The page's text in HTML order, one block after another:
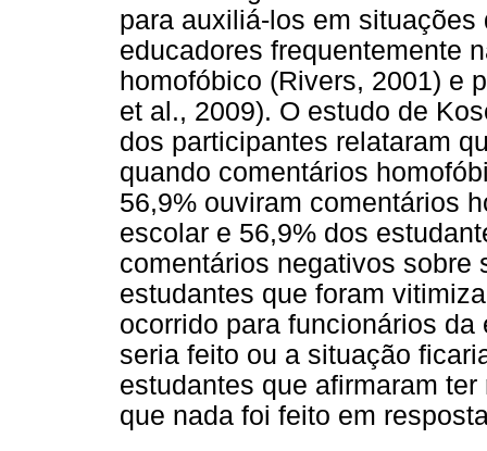
para auxiliá-los em
educadores frequentemente
homofóbico (Rivers, 2001) e
et al., 2009). O estudo de
dos participantes relataram
quando comentários
56,9% ouviram comentários
escolar e 56,9% dos
comentários negativos sobre
estudantes que foram
ocorrido para funcionários
seria feito ou a situação
estudantes que afirmaram
que nada foi feito em